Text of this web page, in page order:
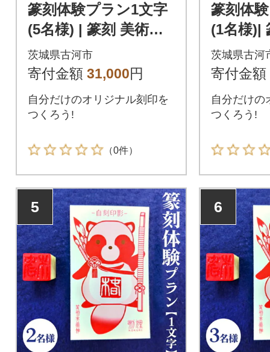
篆刻体験プラン1文字
(5名様) | 篆刻 美術館
ミュージアム 体験 は
んこ 判子 _DP76
茨城県古河市
寄付金額 31,000円
自分だけのオリジナル刻印を
つくろう!
（0件）
篆刻体
(1名様)|
ミュー
んこ
茨城県古河
寄付金額
自分だけの
つくろう!
5 6